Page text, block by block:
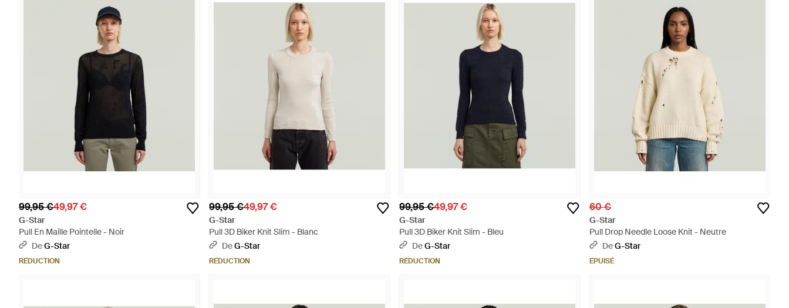
99,95 €49,97 €
G-Star
Pull En Maille Pointelle - Noir
DeG-Star
RÉDUCTION
99,95 €49,97 €
G-Star
Pull 3D Biker Knit Slim - Blanc
DeG-Star
RÉDUCTION
99,95 €49,97 €
G-Star
Pull 3D Biker Knit Slim - Bleu
DeG-Star
RÉDUCTION
60 €
G-Star
Pull Drop Needle Loose Knit - Neutre
DeG-Star
ÉPUISÉ